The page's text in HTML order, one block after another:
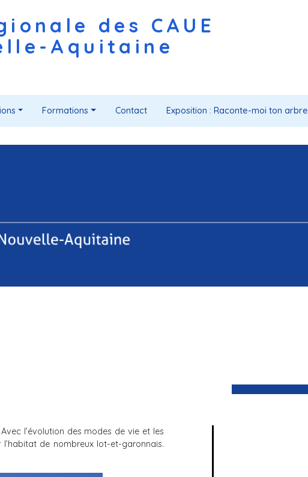
des CAUE
Aquitaine
Formations Contact Exposition : Raconte-moi ton arbre
l’évolution des modes de vie et les
de nombreux lot-et-garonnais.